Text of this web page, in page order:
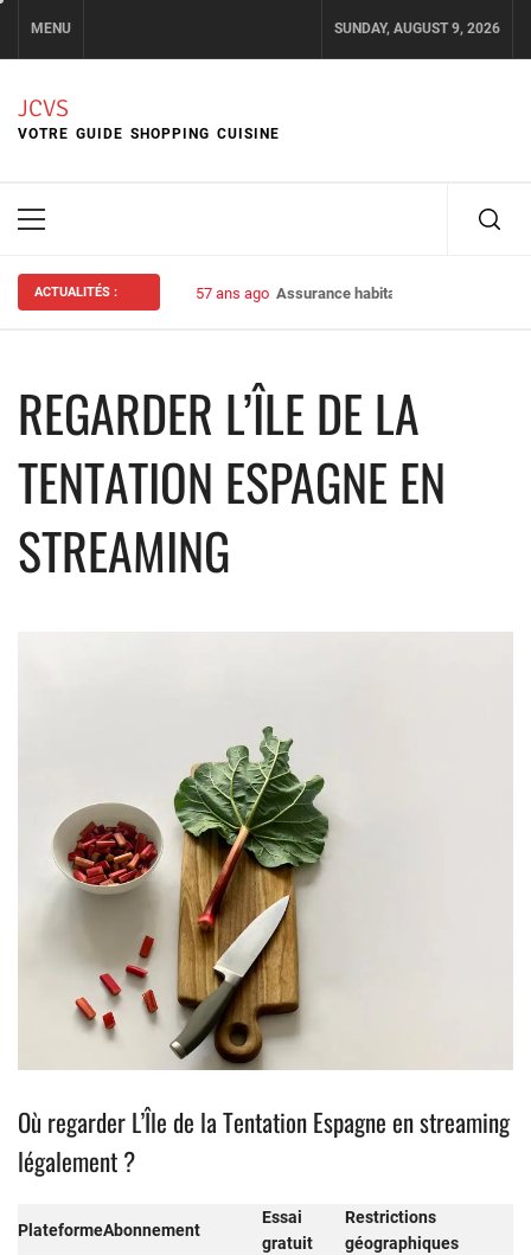
content
MENU SUNDAY, AUGUST 9, 2026
JCVS
VOTRE GUIDE SHOPPING CUISINE
Primary
ACTUALITÉS : 57 ans ago Assurance habitation : bien choisir
REGARDER L’ÎLE DE LA
TENTATION ESPAGNE EN
STREAMING
Où regarder L’Île de la Tentation Espagne en streaming
légalement ?
PlateformeAbonnement
Essai
gratuit
Restrictions
géographiques